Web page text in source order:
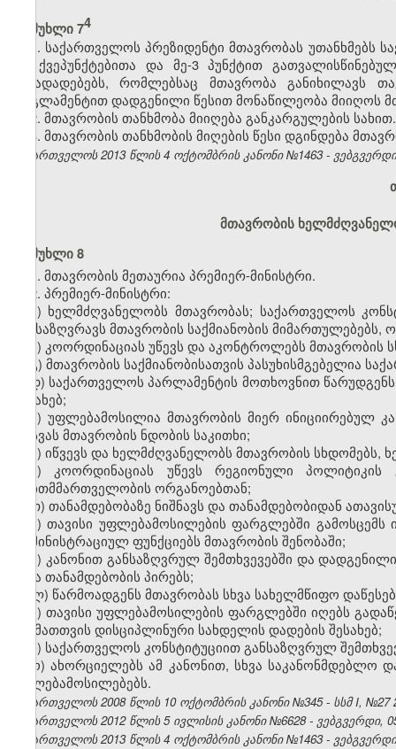
მუხლი 7​4
1. საქართველოს პრეზიდენტი მთავრობას უთანხმებს
„ვ“ ქვეპუნქტებითა და მე-3 პუნქტით
წინადადებებს, რომლებსაც მთავრობა განიხილავს
რეგლამენტით დადგენილი წესით მონაწილეობა მიიღოს
2. მთავრობის თანხმობა მიიღება განკარგულების სახით.
3. მთავრობის თანხმობის მიღების წესი დგინდება
საქართველოს 2013 წლის 4 ოქტომბრის კანონი №1463 -
მთავრობის
მუხლი 8
1. მთავრობის მეთაურია პრემიერ-მინისტრი.
2. პრემიერ-მინისტრი:
ა) ხელმძღვანელობს მთავრობას; საქართველოს
განსაზღვრავს მთავრობის საქმიანობის მიმართულებებს,
ბ) კოორდინაციას უწევს და აკონტროლებს მთავრობის
გ) მთავრობის საქმიანობისათვის პასუხისმგებელია
დ) საქართველოს პარლამენტის მოთხოვნით
შესახებ;
ე) უფლებამოსილია მთავრობის მიერ ინიციირებულ
დასვას მთავრობის ნდობის საკითხი;
ვ) იწვევს და ხელმძღვანელობს მთავრობის
ზ) კოორდინაციას უწევს რეგიონული
თვითმმართველობის ორგანოებთან;
თ) თანამდებობაზე ნიშნავს და თანამდებობიდან
ი) თავისი უფლებამოსილების ფარგლებში
ადმინისტრაციულ ფუნქციებს მთავრობის შენობაში;
კ) კანონით განსაზღვრულ შემთხვევებში და
სხვა თანამდებობის პირებს;
ლ) წარმოადგენს მთავრობას სხვა სახელმწიფო
მ) თავისი უფლებამოსილების ფარგლებში იღებს
და მათთვის დისციპლინური სახდელის დადების შესახებ;
ნ) საქართველოს კონსტიტუციით განსაზღვრულ
ო) ახორციელებს ამ კანონით, სხვა საკანონმდებლო
უფლებამოსილებებს.
საქართველოს 2008 წლის 10 ოქტომბრის კანონი №345 - სსმ I, №27
საქართველოს 2012 წლის 5 ივლისის კანონი №6628 - ვებგვერდი,
საქართველოს 2013 წლის 4 ოქტომბრის კანონი №1463 -